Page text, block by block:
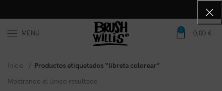
MENU 0 0,00 €
Inicio
Productos etiquetados “libreta colorear”
Mostrando el único resultado